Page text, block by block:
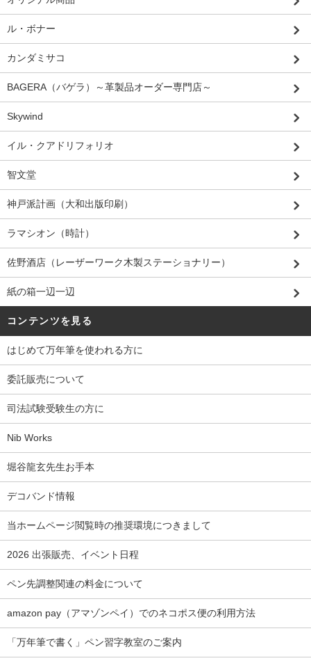
ル・ボナー
カンダミサコ
BAGERA（バゲラ）～革製品オーダー専門店～
Skywind
イル・クアドリフォリオ
智文堂
神戸派計画（大和出版印刷）
ラマシオン（時計）
佐野酒店（レーザーワーク木製ステーショナリー）
紙の箱一辺一辺
コンテンツを見る
はじめて万年筆を使われる方に
委託販売について
司法試験受験生の方に
Nib Works
堀谷龍玄先生お手本
デコバンド情報
当ホームページ閲覧時の推奨環境につきまして
2026 出張販売、イベント日程
ペン先調整関連の料金について
amazon pay（アマゾンペイ）でのネコポス便の利用方法
「万年筆で書く」ペン習字教室のご案内